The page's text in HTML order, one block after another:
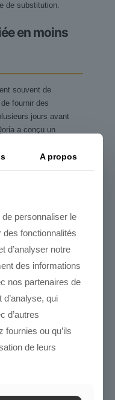
de substitution.
en moins
souvent de
fournir des
jours avant
a conçu un
il suffit de :
quelques
(fumeur, co-
toutes les
A propos
personnaliser le
des fonctionnalités
d’analyser notre
des informations
nos partenaires de
qui
d’autres
fournies ou qu’ils
de leurs